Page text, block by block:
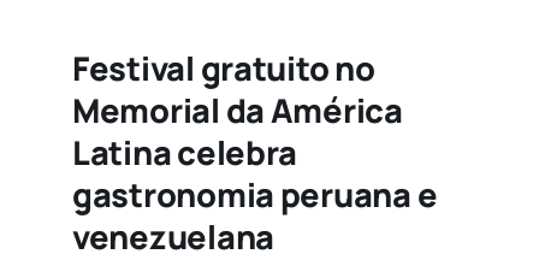
Festival gratuito no
Memorial da América
Latina celebra
gastronomia peruana e
venezuelana